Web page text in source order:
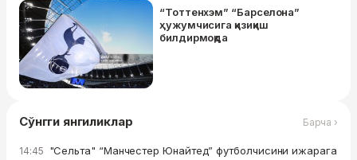
“Тоттенхэм” “Барселона”
ҳужумчисига қизиқиш
билдирмоқда
Сўнгги янгиликлар Барча ›
14:45 "Сельта" “Манчестер Юнайтед” футболчисини ижарага